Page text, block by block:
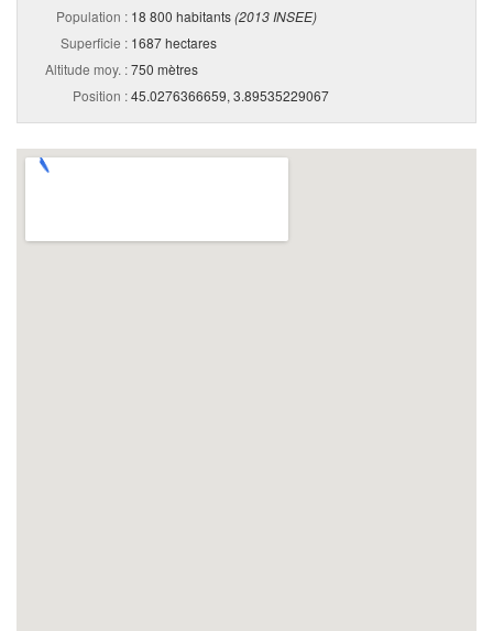
Population : 18 800 habitants(2013 INSEE)
Superficie : 1687 hectares
Altitude moy. :750 mètres
Position :45.0276366659, 3.89535229067